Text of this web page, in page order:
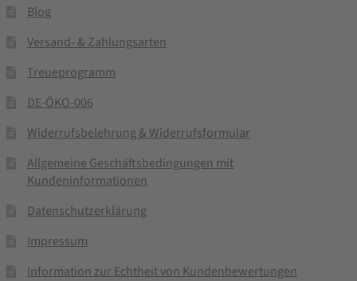
Blog
Versand- & Zahlungsarten
Treueprogramm
DE-ÖKO-006
Widerrufsbelehrung & Widerrufsformular
Allgemeine Geschäftsbedingungen mit
Kundeninformationen
Datenschutzerklärung
Impressum
Information zur Echtheit von Kundenbewertungen